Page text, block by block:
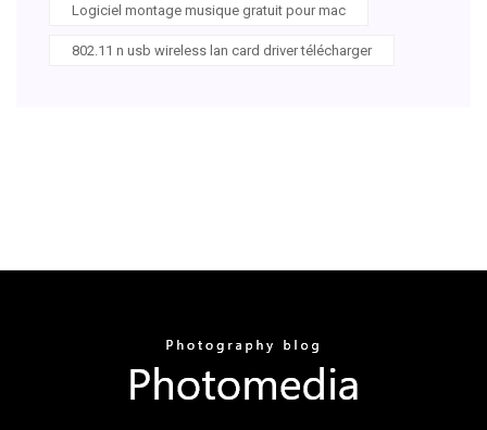
Logiciel montage musique gratuit pour mac
802.11 n usb wireless lan card driver télécharger